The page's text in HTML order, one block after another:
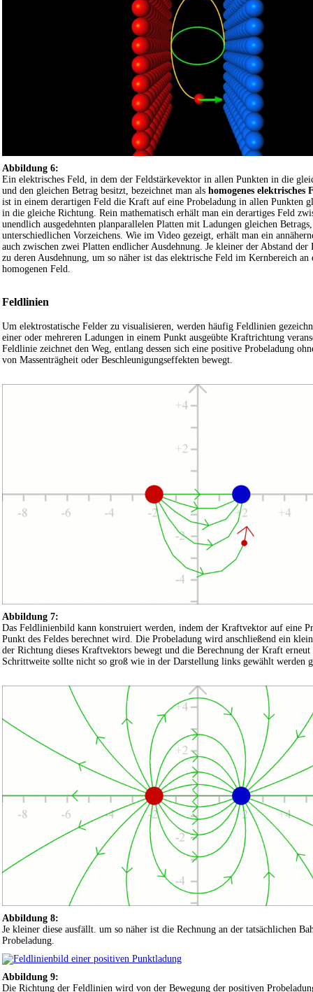
Abbildung 6:
Ein elektrisches Feld, in dem der Feldstärkevektor in allen Punkten in die
und den gleichen Betrag besitzt, bezeichnet man als homogenes elektrisches
ist in einem derartigen Feld die Kraft auf eine Probeladung in allen Punkten
in die gleiche Richtung. Rein mathematisch erhält man ein derartiges Feld
unendlich ausgedehnten planparallelen Platten mit Ladungen gleichen
unterschiedlichen Vorzeichens. Wie im Video gezeigt, erhält man ein
auch zwischen zwei Platten endlicher Ausdehnung. Je kleiner der Abstand
zu deren Ausdehnung, um so näher ist das elektrische Feld im Kernbereich an
homogenen Feld.
Feldlinien
Um elektrostatische Felder zu visualisieren, werden häufig Feldlinien
einer oder mehreren Ladungen in einem Punkt ausgeübte Kraftrichtung
Feldlinie zeichnet den Weg, entlang dessen sich eine positive Probeladung
von Massenträgheit oder Beschleunigungseffekten bewegt.
Abbildung 7:
Das Feldlinienbild kann konstruiert werden, indem der Kraftvektor auf eine
Punkt des Feldes berechnet wird. Die Probeladung wird anschließend ein
der Richtung dieses Kraftvektors bewegt und die Berechnung der Kraft
Schrittweite sollte nicht so groß wie in der Darstellung links gewählt werden
Abbildung 8:
Je kleiner diese ausfällt. um so näher ist die Rechnung an der tatsächlichen
Probeladung.
Abbildung 9:
Die Richtung der Feldlinien wird von der Bewegung der positiven